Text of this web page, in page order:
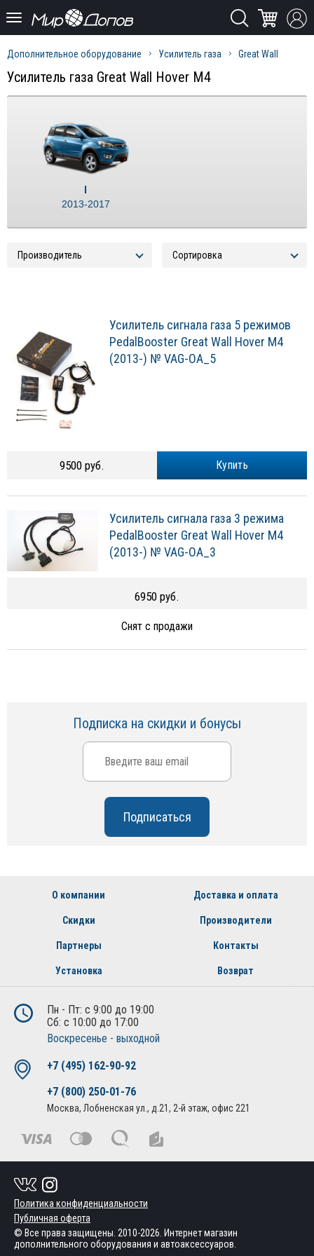
Дополнительное оборудование Усилитель газа Great Wall
Усилитель газа Great Wall Hover M4
I
2013-2017
Усилитель сигнала газа 5 режимов
PedalBooster Great Wall Hover M4
(2013-) № VAG-OA_5
Купить
9500 руб.
Усилитель сигнала газа 3 режима
PedalBooster Great Wall Hover M4
(2013-) № VAG-OA_3
6950 руб.
Снят с продажи
Подписка на скидки и бонусы
О компании Доставка и оплата
Скидки Производители
Партнеры Контакты
Установка Возврат
Пн - Пт: с 9:00 до 19:00
Сб: с 10:00 до 17:00
Воскресенье - выходной
+7 (495) 162-90-92
+7 (800) 250-01-76
Москва, Лобненская ул., д.21, 2-й этаж, офис 221
Политика конфиденциальности
Публичная оферта
© Все права защищены. 2010-2026. Интернет магазин
дополнительного оборудования и автоаксессуаров.